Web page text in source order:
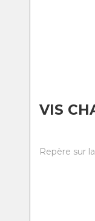
VIS
Repère sur